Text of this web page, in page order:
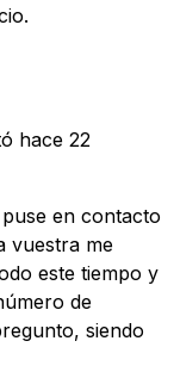
hace 22
en contacto
vuestra me
este tiempo y
de
siendo